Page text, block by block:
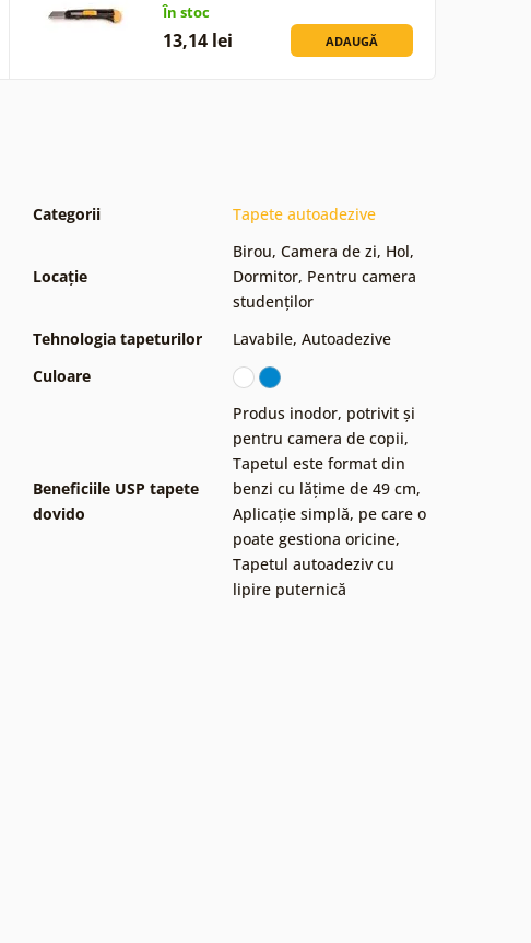
În stoc
13,14 lei ADAUGĂ
Categorii Tapete autoadezive
Locație
Birou, Camera de zi, Hol,
Dormitor, Pentru camera
studenților
Tehnologia tapeturilor
Lavabile, Autoadezive
Culoare
Beneficiile USP tapete
dovido
Produs inodor, potrivit și
pentru camera de copii,
Tapetul este format din
benzi cu lățime de 49 cm,
Aplicație simplă, pe care o
poate gestiona oricine,
Tapetul autoadeziv cu
lipire puternică